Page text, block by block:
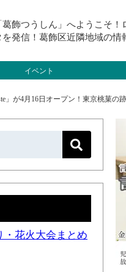
飾つうしん」へようこそ！
発信！葛飾区近隣地域の情
イベント
」が4月16日オープン！東京桃菓の
・花火大会まとめ